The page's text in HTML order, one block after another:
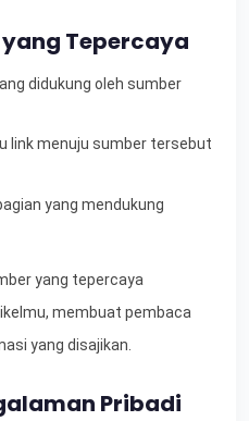
Tepercaya
didukung oleh sumber
link menuju sumber tersebut
yang mendukung
yang tepercaya
membuat pembaca
yang disajikan.
Pribadi